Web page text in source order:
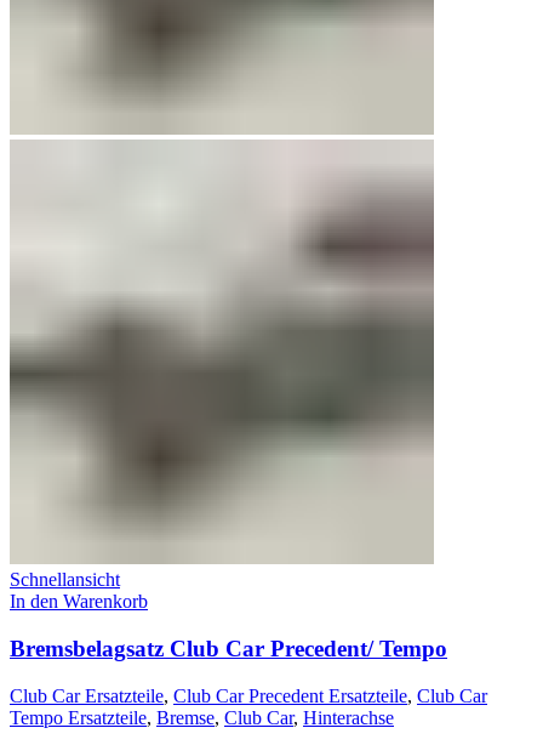
Schnellansicht
In den Warenkorb
Bremsbelagsatz Club Car Precedent/ Tempo
Club Car Ersatzteile, Club Car Precedent Ersatzteile, Club Car
Tempo Ersatzteile, Bremse, Club Car, Hinterachse